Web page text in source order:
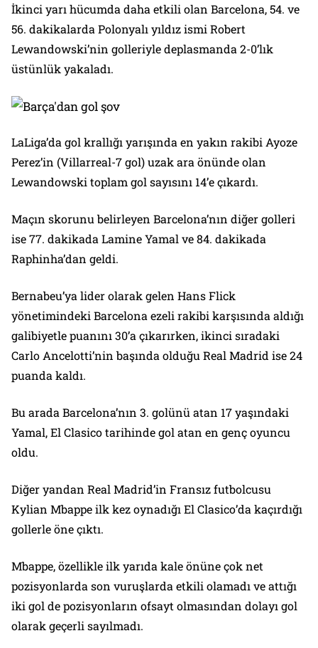
İkinci yarı hücumda daha etkili olan Barcelona, 54. ve
56. dakikalarda Polonyalı yıldız ismi Robert
Lewandowski’nin golleriyle deplasmanda 2-0’lık
üstünlük yakaladı.
LaLiga’da gol krallığı yarışında en yakın rakibi Ayoze
Perez’in (Villarreal-7 gol) uzak ara önünde olan
Lewandowski toplam gol sayısını 14’e çıkardı.
Maçın skorunu belirleyen Barcelona’nın diğer golleri
ise 77. dakikada Lamine Yamal ve 84. dakikada
Raphinha’dan geldi.
Bernabeu’ya lider olarak gelen Hans Flick
yönetimindeki Barcelona ezeli rakibi karşısında aldığı
galibiyetle puanını 30’a çıkarırken, ikinci sıradaki
Carlo Ancelotti’nin başında olduğu Real Madrid ise 24
puanda kaldı.
Bu arada Barcelona’nın 3. golünü atan 17 yaşındaki
Yamal, El Clasico tarihinde gol atan en genç oyuncu
oldu.
Diğer yandan Real Madrid’in Fransız futbolcusu
Kylian Mbappe ilk kez oynadığı El Clasico’da kaçırdığı
gollerle öne çıktı.
Mbappe, özellikle ilk yarıda kale önüne çok net
pozisyonlarda son vuruşlarda etkili olamadı ve attığı
iki gol de pozisyonların ofsayt olmasından dolayı gol
olarak geçerli sayılmadı.